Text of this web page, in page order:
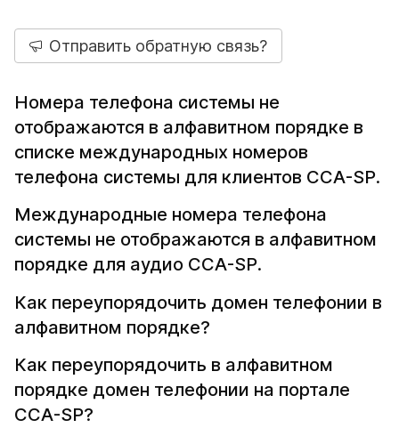
Отправить обратную связь?
Номера телефона системы не
отображаются в алфавитном порядке в
списке международных номеров
телефона системы для клиентов CCA-SP.
Международные номера телефона
системы не отображаются в алфавитном
порядке для аудио CCA-SP.
Как переупорядочить домен телефонии в
алфавитном порядке?
Как переупорядочить в алфавитном
порядке домен телефонии на портале
CCA-SP?